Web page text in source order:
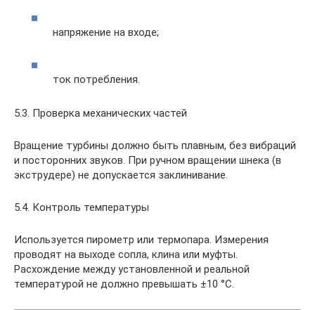
напряжение на входе;
ток потребления.
5.3. Проверка механических частей
Вращение турбины должно быть плавным, без вибраций
и посторонних звуков. При ручном вращении шнека (в
экструдере) не допускается заклинивание.
5.4. Контроль температуры
Используется пирометр или термопара. Измерения
проводят на выходе сопла, клина или муфты.
Расхождение между установленной и реальной
температурой не должно превышать ±10 °C.